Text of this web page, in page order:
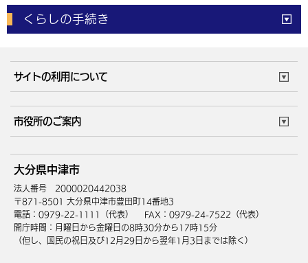
電子申請 窓口の混雑状況
体育施設予約状況 ご意見・ご要望
くらしの手続き
成人・仕事
住まい・引越 ごみ・環境
健康・医療 障がい・福祉
高齢・介護
サイトの利用について
サイトマップ
市役所のご案内
庁舎地図 組織案内
中津市へのアクセス
大分県中津市
法人番号 2000020442038
〒871-8501 大分県中津市豊田町14番地3
電話：0979-22-1111（代表）
FAX：0979-24-7522（代表）
開庁時間：月曜日から金曜日の8時30分から17時15分
（但し、国民の祝日及び12月29日から翌年1月3日までは除く）